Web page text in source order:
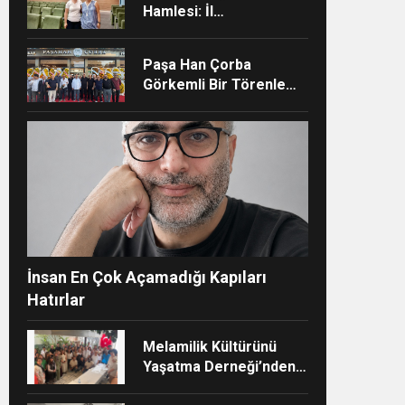
Hamlesi: İl
adımı
Paşa Han Çorba
Görkemli Bir Törenle
İnsan En Çok Açamadığı Kapıları
Hatırlar
Melamilik Kültürünü
Yaşatma Derneği’nden